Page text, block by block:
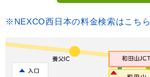
※NEXCO西日本の料金検索はこちら